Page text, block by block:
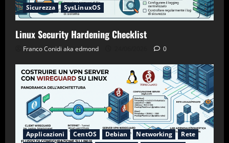
Sicurezza
SysLinuxOS
Linux Security Hardening Checklist
Franco Conidi aka edmond 0
Applicazioni CentOS Debian Networking
Rete